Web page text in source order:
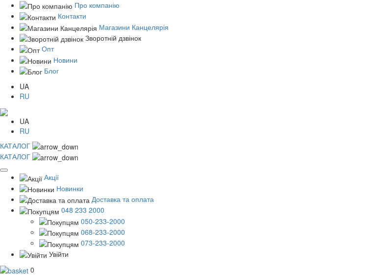
Про компанію
Контакти
Магазини Канцелярія
Зворотній дзвінок
Опт
Новини
Блог
UA
RU
UA
RU
КАТАЛОГ
КАТАЛОГ
Акції
Новинки
Доставка та оплата
048 233 2000
050-233-2000
068-233-2000
073-233-2000
Увійти
0